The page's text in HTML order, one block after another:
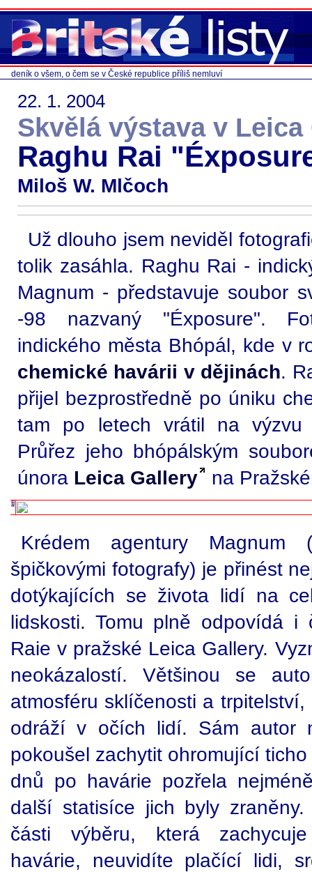
deník o všem, o čem se v České republice příliš nemluví
22. 1. 2004
Skvělá výstava v Leica
Raghu Rai
Miloš W. Mlčoch
Už dlouho jsem neviděl
tolik zasáhla. Raghu Rai -
Magnum - představuje soubor
-98 nazvaný "Éxposure".
indického města Bhópál, kde v
chemické havárii v dějinách.
přijel bezprostředně po úniku
tam po letech vrátil na výzvu
Průřez jeho bhópálským
února Leica Gallery na
Krédem agentury
špičkovými fotografy) je přinést
dotýkajících se života lidí na
lidskosti. Tomu plně odpovídá i
Raie v pražské Leica Gallery.
neokázalostí. Většinou se
atmosféru sklíčenosti a
odráží v očích lidí. Sám autor
pokoušel zachytit ohromující
dnů po havárie pozřela
další statisíce jich byly
části výběru, která
havárie, neuvidíte plačící lidi,